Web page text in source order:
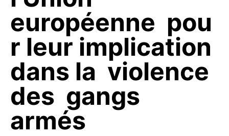
européenne pou
r leur implication
dans la violence
des gangs
armés